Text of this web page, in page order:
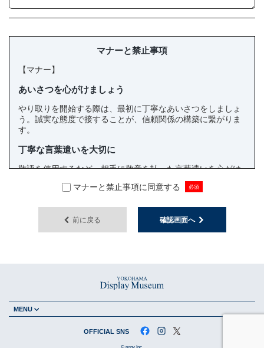
マナーと禁止事項
【マナー】
あいさつを心がけましょう
やり取りを開始する際は、最初に丁寧なあいさつをしましょ
う。誠実な態度で接することが、信頼関係の構築に繋がりま
す。
丁寧な言葉遣いを大切に
敬語を使用するなど、相手に敬意を払った言葉遣いを心がけ
ましょう。配慮のあるやり取りが、良好なビジネス関係を築
冷静なコミュニケーションを意識しましょう
返信が遅れると相手に不安を与えることがあります。すぐに
対応できない場合でも「ご連絡ありがとうございます。確認
後にご返信いたします」といった一時対応を行うと良いでし
マナーと禁止事項に同意する
前に戻る 確認画面へ
MENU
OFFICIAL SNS